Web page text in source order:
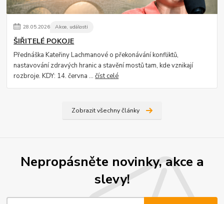
28.05.2026 Akce, události
ŠIŘITELÉ POKOJE
Přednáška Kateřiny Lachmanové o překonávání konfliktů,
nastavování zdravých hranic a stavění mostů tam, kde vznikají
rozbroje. KDY: 14. června ...číst celé
Zobrazit všechny články
Nepropásněte novinky, akce a
slevy!